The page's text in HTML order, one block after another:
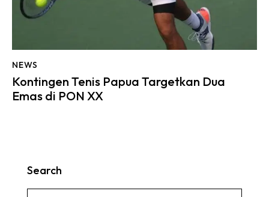
NEWS
Kontingen Tenis Papua Targetkan Dua
Emas di PON XX
Search